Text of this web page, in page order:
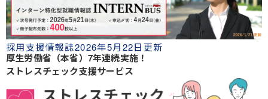
採用支援情報誌2026年5月22日更新
厚生労働省（本省）7年連続実施！
ストレスチェック支援サービス